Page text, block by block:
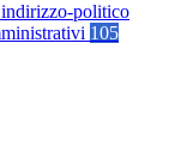
politico
105